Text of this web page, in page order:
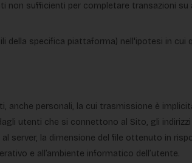
non sufficienti per completare transazioni su
della specifica piattaforma) nell'ipotesi in cui
personali, la cui trasmissione è
utenti che si connettono al Sito, gli indirizzi
server, la dimensione del file ottenuto in
e all’ambiente informatico dell’utente.